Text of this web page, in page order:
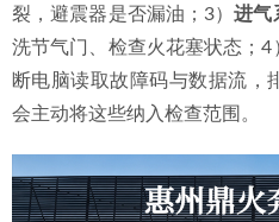
断故障的基础；4）口碑与透明
质量，保养维修前是否提供清
Q3：除了换机油机滤，B保
A：B保养是进行深度检查的